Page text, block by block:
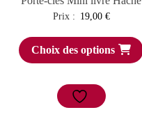
Prix : 19,00 €
Choix des options